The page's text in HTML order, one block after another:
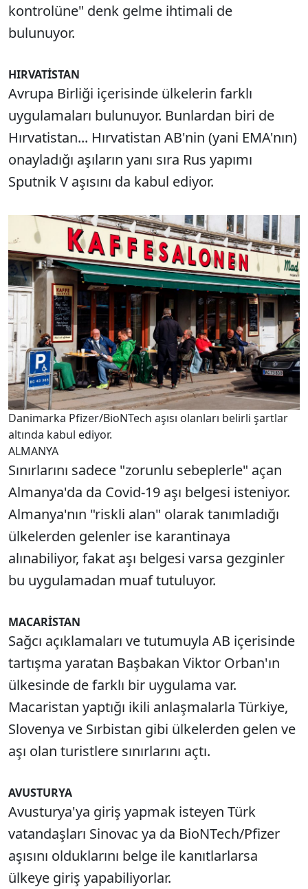
kontrolüne" denk gelme ihtimali de
bulunuyor.
HIRVATİSTAN
Avrupa Birliği içerisinde ülkelerin farklı
uygulamaları bulunuyor. Bunlardan biri de
Hırvatistan... Hırvatistan AB'nin (yani EMA'nın)
onayladığı aşıların yanı sıra Rus yapımı
Sputnik V aşısını da kabul ediyor.
Danimarka Pfizer/BioNTech aşısı olanları belirli şartlar
altında kabul ediyor.
ALMANYA
Sınırlarını sadece "zorunlu sebeplerle" açan
Almanya'da da Covid-19 aşı belgesi isteniyor.
Almanya'nın "riskli alan" olarak tanımladığı
ülkelerden gelenler ise karantinaya
alınabiliyor, fakat aşı belgesi varsa gezginler
bu uygulamadan muaf tutuluyor.
MACARİSTAN
Sağcı açıklamaları ve tutumuyla AB içerisinde
tartışma yaratan Başbakan Viktor Orban'ın
ülkesinde de farklı bir uygulama var.
Macaristan yaptığı ikili anlaşmalarla Türkiye,
Slovenya ve Sırbistan gibi ülkelerden gelen ve
aşı olan turistlere sınırlarını açtı.
AVUSTURYA
Avusturya'ya giriş yapmak isteyen Türk
vatandaşları Sinovac ya da BioNTech/Pfizer
aşısını olduklarını belge ile kanıtlarlarsa
ülkeye giriş yapabiliyorlar.